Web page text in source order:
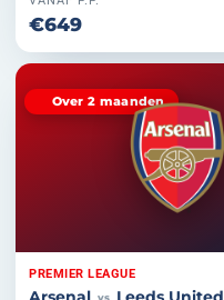
€649
Over 2 maanden
PREMIER LEAGUE
Arsenal Leeds United